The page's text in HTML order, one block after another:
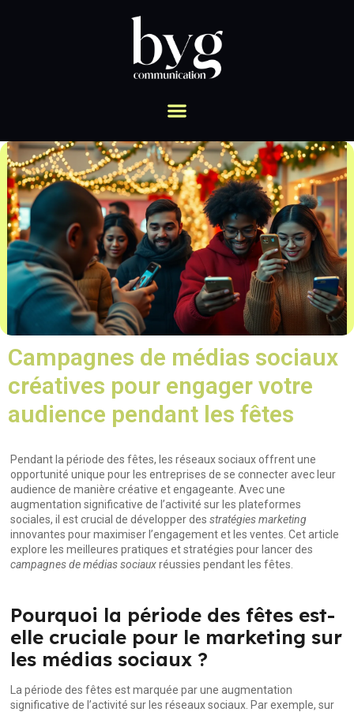
Campagnes de médias sociaux
créatives pour engager votre
audience pendant les fêtes
Pendant la période des fêtes, les réseaux sociaux offrent une
opportunité unique pour les entreprises de se connecter avec leur
audience de manière créative et engageante. Avec une
augmentation significative de l’activité sur les plateformes
sociales, il est crucial de développer desstratégies marketing
innovantes pour maximiser l’engagement et les ventes. Cet article
explore les meilleures pratiques et stratégies pour lancer des
campagnes de médias sociauxréussies pendant les fêtes.
Pourquoi la période des fêtes est-
elle cruciale pour le marketing sur
les médias sociaux ?
La période des fêtes est marquée par une augmentation
significative de l’activité sur les réseaux sociaux. Par exemple, sur